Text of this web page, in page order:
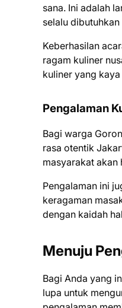
sana. Ini adalah
selalu
Keberhasilan
ragam kuliner
kuliner yang
Pengalaman
Bagi warga
rasa otentik
masyarakat akan
Pengalaman ini
keragaman
dengan kaidah
Menuju
Bagi Anda yang
lupa untuk